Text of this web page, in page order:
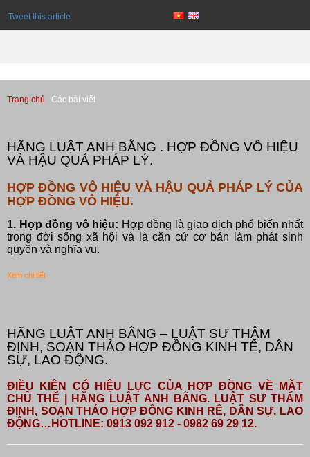
Tweet this article
Trang chủ Các bài viết
HÃNG LUẬT ANH BẰNG . HỢP ĐỒNG VÔ HIỆU
VÀ HẬU QUẢ PHÁP LÝ.
HỢP ĐỒNG VÔ HIỆU VÀ HẬU QUẢ PHÁP LÝ CỦA
HỢP ĐỒNG VÔ HIỆU.
1. Hợp đồng vô hiệu: Hợp đồng là giao dịch phổ biến nhất
trong đời sống xã hội và là căn cứ cơ bản làm phát sinh
quyền và nghĩa vụ.
Xem chi tiết
HÃNG LUẬT ANH BẰNG – LUẬT SƯ THẨM
ĐỊNH, SOẠN THẢO HỢP ĐỒNG KINH TẾ, DÂN
SỰ, LAO ĐỘNG.
ĐIỀU KIỆN CÓ HIỆU LỰC CỦA HỢP ĐỒNG VỀ MẶT
CHỦ THỂ | HÃNG LUẬT ANH BẰNG. LUẬT SƯ THẨM
ĐỊNH, SOẠN THẢO HỢP ĐỒNG KINH RẾ, DÂN SỰ, LAO
ĐỘNG…HOTLINE: 0913 092 912 - 0982 69 29 12.